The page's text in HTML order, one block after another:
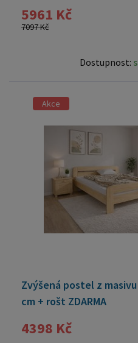
5961 Kč
7097 Kč
Dostupnost:
Akce
Zvýšená postel z
cm + rošt ZDARMA
4398 Kč